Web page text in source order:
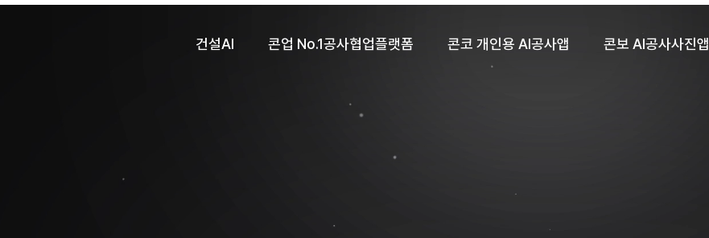
건설AI 콘업 No.1공사협업플랫폼 콘코 개인용 AI공사앱 콘보 AI공사사진앱